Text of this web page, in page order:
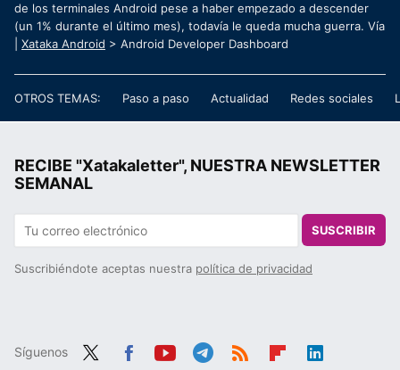
de los terminales Android pese a haber empezado a descender
(un 1% durante el último mes), todavía le queda mucha guerra. Vía
Xataka Android > Android Developer Dashboard
OTROS TEMAS: Paso a paso Actualidad Redes sociales
RECIBE "Xatakaletter", NUESTRA NEWSLETTER
SEMANAL
SUSCRIBIR
Suscribiéndote aceptas nuestra política de privacidad
Síguenos